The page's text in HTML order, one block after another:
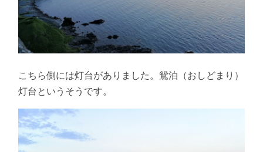
こちら側には灯台がありました。鴛泊（おしどまり）
灯台というそうです。